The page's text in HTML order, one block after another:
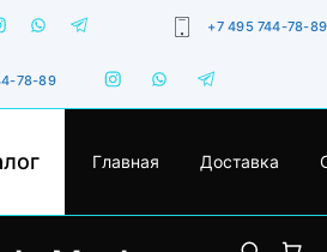
+7 495 744-78-89
78-89
Главная Доставка